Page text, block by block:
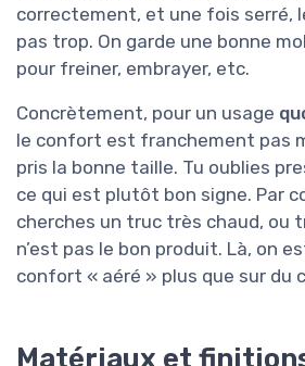
correctement, et une fois serré,
pas trop. On garde une bonne
pour freiner, embrayer, etc.
Concrètement, pour un usage
le confort est franchement pas
pris la bonne taille. Tu oublies
ce qui est plutôt bon signe. Par
cherches un truc très chaud, ou
n’est pas le bon produit. Là, on
confort « aéré » plus que sur du
Matériaux et